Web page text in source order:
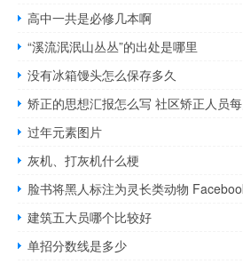
高中一共是必修几本啊
“溪流泯泯山丛丛”的出处是哪里
没有冰箱馒头怎么保存多久
矫正的思想汇报怎么写 社区矫正人员
过年元素图片
灰机、打灰机什么梗
脸书将黑人标注为灵长类动物
建筑五大员哪个比较好
单招分数线是多少